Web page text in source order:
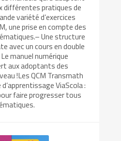
différentes pratiques de
variété d’exercices
une prise en compte des
Une structure
avec un cours en double
manuel numérique
aux adoptants des
!Les QCM Transmath
ViaScola :
faire progresser tous